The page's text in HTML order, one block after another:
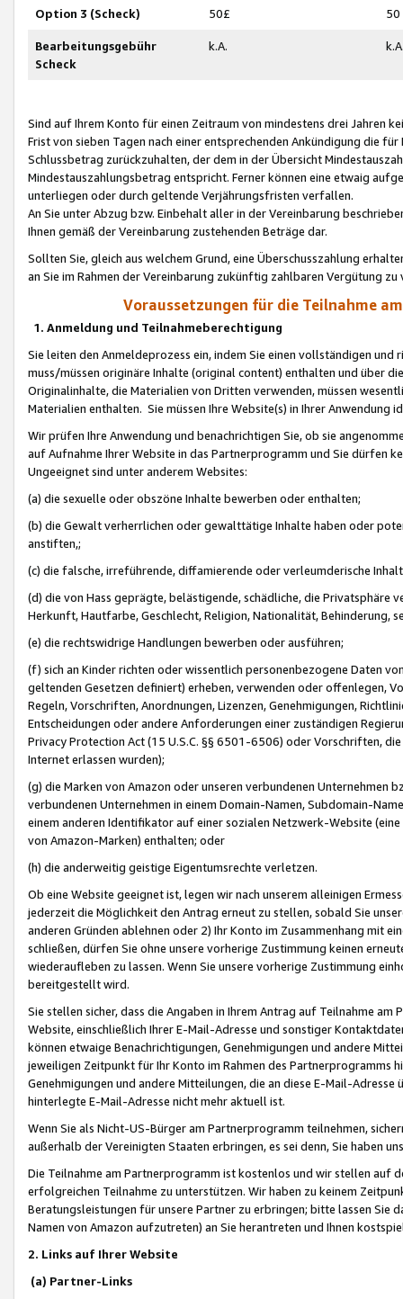
Option 3 (Scheck) 50£ 50
Bearbeitungsgebühr
Scheck
k.A.
Sind auf Ihrem Konto für einen Zeitraum von mindestens drei Jahren
Frist von sieben Tagen nach einer entsprechenden Ankündigung die
Schlussbetrag zurückzuhalten, der dem in der Übersicht
Mindestauszahlungsbetrag entspricht. Ferner können eine etwaig
unterliegen oder durch geltende Verjährungsfristen verfallen.
An Sie unter Abzug bzw. Einbehalt aller in der Vereinbarung
Ihnen gemäß der Vereinbarung zustehenden Beträge dar.
Sollten Sie, gleich aus welchem Grund, eine Überschusszahlung
an Sie im Rahmen der Vereinbarung zukünftig zahlbaren Vergütung zu
Voraussetzungen für die Teilnahme
1. Anmeldung und Teilnahmeberechtigung
Sie leiten den Anmeldeprozess ein, indem Sie einen vollständigen
muss/müssen originäre Inhalte (original content) enthalten und über
Originalinhalte, die Materialien von Dritten verwenden, müssen
Materialien enthalten. Sie müssen Ihre Website(s) in Ihrer Anwendung
Wir prüfen Ihre Anwendung und benachrichtigen Sie, ob sie
auf Aufnahme Ihrer Website in das Partnerprogramm und Sie dürfen
Ungeeignet sind unter anderem Websites:
(a) die sexuelle oder obszöne Inhalte bewerben oder enthalten;
(b) die Gewalt verherrlichen oder gewalttätige Inhalte haben oder
anstiften,;
(c) die falsche, irreführende, diffamierende oder verleumderische
(d) die von Hass geprägte, belästigende, schädliche, die Privatsphäre
Herkunft, Hautfarbe, Geschlecht, Religion, Nationalität, Behinderung,
(e) die rechtswidrige Handlungen bewerben oder ausführen;
(f) sich an Kinder richten oder wissentlich personenbezogene Daten
geltenden Gesetzen definiert) erheben, verwenden oder offenlegen,
Regeln, Vorschriften, Anordnungen, Lizenzen, Genehmigungen,
Entscheidungen oder andere Anforderungen einer zuständigen
Privacy Protection Act (15 U.S.C. §§ 6501-6506) oder Vorschriften,
Internet erlassen wurden);
(g) die Marken von Amazon oder unseren verbundenen Unternehmen
verbundenen Unternehmen in einem Domain-Namen, Subdomain-
einem anderen Identifikator auf einer sozialen Netzwerk-Website
von Amazon-Marken) enthalten; oder
(h) die anderweitig geistige Eigentumsrechte verletzen.
Ob eine Website geeignet ist, legen wir nach unserem alleinigen
jederzeit die Möglichkeit den Antrag erneut zu stellen, sobald Sie
anderen Gründen ablehnen oder 2) Ihr Konto im Zusammenhang mit
schließen, dürfen Sie ohne unsere vorherige Zustimmung keinen
wiederaufleben zu lassen. Wenn Sie unsere vorherige Zustimmung
bereitgestellt wird.
Sie stellen sicher, dass die Angaben in Ihrem Antrag auf Teilnahme
Website, einschließlich Ihrer E-Mail-Adresse und sonstiger
können etwaige Benachrichtigungen, Genehmigungen und andere
jeweiligen Zeitpunkt für Ihr Konto im Rahmen des Partnerprogramms
Genehmigungen und andere Mitteilungen, die an diese E-Mail-
hinterlegte E-Mail-Adresse nicht mehr aktuell ist.
Wenn Sie als Nicht-US-Bürger am Partnerprogramm teilnehmen,
außerhalb der Vereinigten Staaten erbringen, es sei denn, Sie haben
Die Teilnahme am Partnerprogramm ist kostenlos und wir stellen auf
erfolgreichen Teilnahme zu unterstützen. Wir haben zu keinem
Beratungsleistungen für unsere Partner zu erbringen; bitte lassen Sie
Namen von Amazon aufzutreten) an Sie herantreten und Ihnen
2. Links auf Ihrer Website
(a) Partner-Links